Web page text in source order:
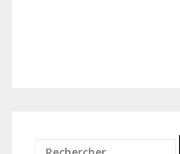
Rechercher :